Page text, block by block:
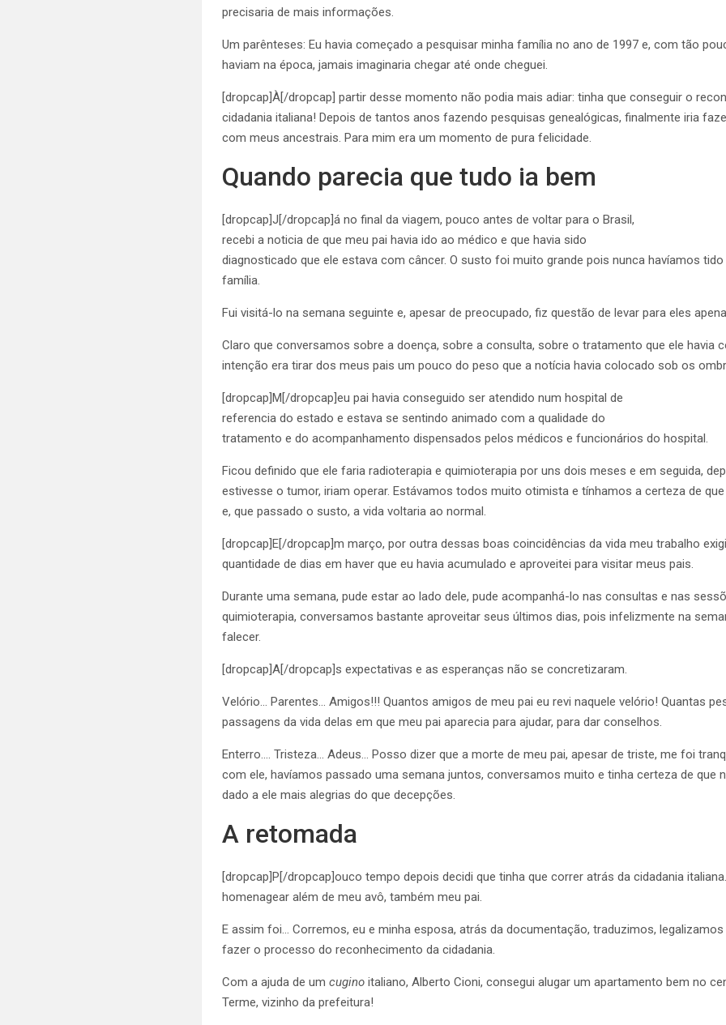
precisaria de mais informações.
Um parênteses: Eu havia começado a pesquisar minha família no ano de 1997 e, com tão
haviam na época, jamais imaginaria chegar até onde cheguei.
[dropcap]À[/dropcap] partir desse momento não podia mais adiar: tinha que conseguir o
cidadania italiana! Depois de tantos anos fazendo pesquisas genealógicas, finalmente iria
com meus ancestrais. Para mim era um momento de pura felicidade.
Quando parecia que tudo ia bem
[dropcap]J[/dropcap]á no final da viagem, pouco antes de voltar para o Brasil,
recebi a noticia de que meu pai havia ido ao médico e que havia sido
diagnosticado que ele estava com câncer. O susto foi muito grande pois nunca havíamos
família.
Fui visitá-lo na semana seguinte e, apesar de preocupado, fiz questão de levar para eles
Claro que conversamos sobre a doença, sobre a consulta, sobre o tratamento que ele havia
intenção era tirar dos meus pais um pouco do peso que a notícia havia colocado sob os
[dropcap]M[/dropcap]eu pai havia conseguido ser atendido num hospital de
referencia do estado e estava se sentindo animado com a qualidade do
tratamento e do acompanhamento dispensados pelos médicos e funcionários do hospital.
Ficou definido que ele faria radioterapia e quimioterapia por uns dois meses e em seguida,
estivesse o tumor, iriam operar. Estávamos todos muito otimista e tínhamos a certeza de
e, que passado o susto, a vida voltaria ao normal.
[dropcap]E[/dropcap]m março, por outra dessas boas coincidências da vida meu trabalho
quantidade de dias em haver que eu havia acumulado e aproveitei para visitar meus pais.
Durante uma semana, pude estar ao lado dele, pude acompanhá-lo nas consultas e nas
quimioterapia, conversamos bastante aproveitar seus últimos dias, pois infelizmente na
falecer.
[dropcap]A[/dropcap]s expectativas e as esperanças não se concretizaram.
Velório… Parentes… Amigos!!! Quantos amigos de meu pai eu revi naquele velório! Quantas
passagens da vida delas em que meu pai aparecia para ajudar, para dar conselhos.
Enterro…. Tristeza… Adeus… Posso dizer que a morte de meu pai, apesar de triste, me foi
com ele, havíamos passado uma semana juntos, conversamos muito e tinha certeza de que
dado a ele mais alegrias do que decepções.
A retomada
[dropcap]P[/dropcap]ouco tempo depois decidi que tinha que correr atrás da cidadania
homenagear além de meu avô, também meu pai.
E assim foi… Corremos, eu e minha esposa, atrás da documentação, traduzimos,
fazer o processo do reconhecimento da cidadania.
Com a ajuda de umcugino italiano, Alberto Cioni, consegui alugar um apartamento bem no
Terme, vizinho da prefeitura!